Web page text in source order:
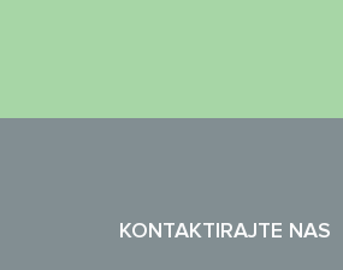
KONTAKTIRAJTE NAS